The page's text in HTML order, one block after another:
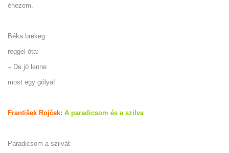
éhezem.
Béka brekeg
reggel óta:
– De jó lenne
most egy gólya!
František Rojček: A paradicsom és a szilva
Paradicsom a szilvát